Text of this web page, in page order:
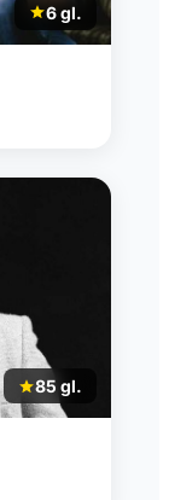
6 gl.
85 gl.